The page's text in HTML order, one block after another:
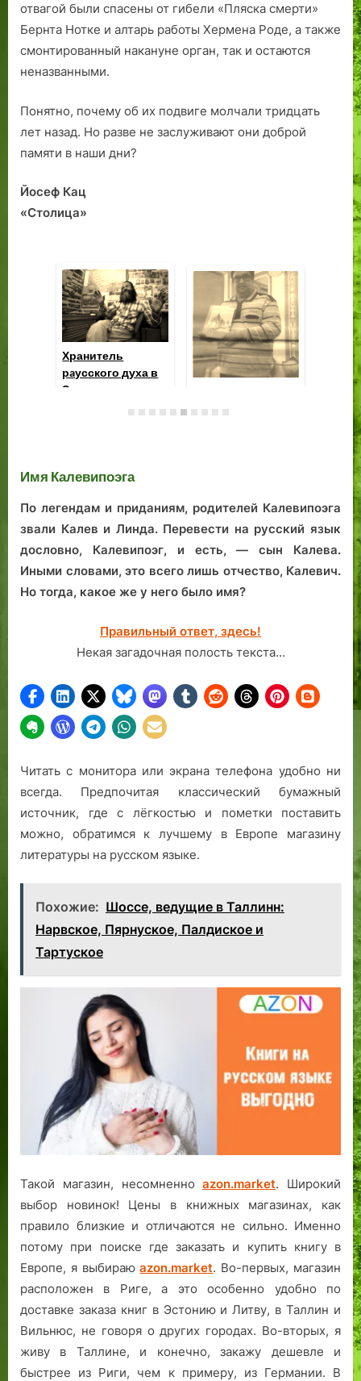
отвагой были спасены от гибели «Пляска смерти»
Бернта Нотке и алтарь работы Хермена Роде, а также
смонтированный накануне орган, так и остаются
неназванными.
Понятно, почему об их подвиге молчали тридцать
лет назад. Но разве не заслуживают они доброй
памяти в наши дни?
Йосеф Кац
«Столица»
Гоффман
Имя Калевипоэга
По легендам и приданиям, родителей Калевипоэга
звали Калев и Линда. Перевести на русский язык
дословно, Калевипоэг, и есть, — сын Калева.
Иными словами, это всего лишь отчество, Калевич.
Но тогда, какое же у него было имя?
Правильный ответ, здесь!
Некая загадочная полость текста…
Читать с монитора или экрана телефона удобно ни
всегда. Предпочитая классический бумажный
источник, где с лёгкостью и пометки поставить
можно, обратимся к лучшему в Европе магазину
литературы на русском языке.
Похожие: Шоссе, ведущие в Таллинн:
Нарвское, Пярнуское, Палдиское и
Тартуское
Такой магазин, несомненноazon.market. Широкий
выбор новинок! Цены в книжных магазинах, как
правило близкие и отличаются не сильно. Именно
потому при поиске где заказать и купить книгу в
Европе, я выбираюazon.market. Во-первых, магазин
расположен в Риге, а это особенно удобно по
доставке заказа книг в Эстонию и Литву, в Таллин и
Вильнюс, не говоря о других городах. Во-вторых, я
живу в Таллине, и конечно, закажу дешевле и
быстрее из Риги, чем к примеру, из Германии. В